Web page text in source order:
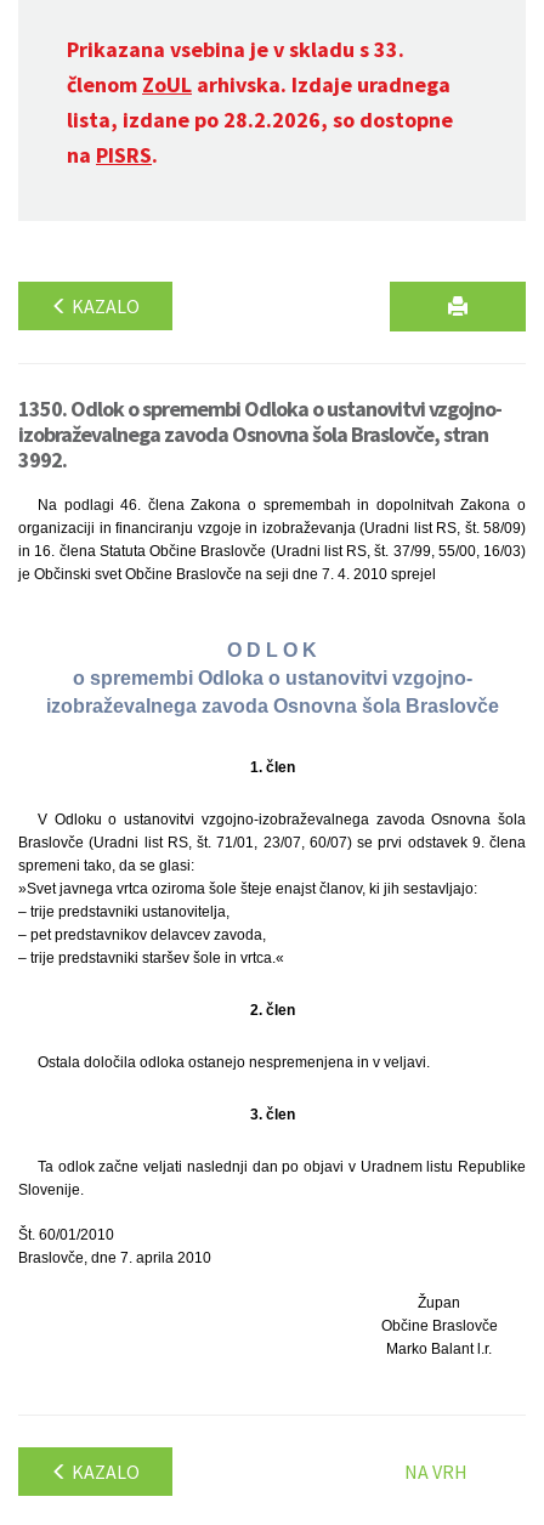
Prikazana vsebina je v skladu s 33.
členom ZoUL arhivska. Izdaje uradnega
lista, izdane po 28.2.2026, so dostopne
na PISRS.
KAZALO
1350. Odlok o spremembi Odloka o ustanovitvi vzgojno-
izobraževalnega zavoda Osnovna šola Braslovče, stran
3992.
Na podlagi 46. člena Zakona o spremembah in dopolnitvah Zakona o
organizaciji in financiranju vzgoje in izobraževanja (Uradni list RS, št. 58/09)
in 16. člena Statuta Občine Braslovče (Uradni list RS, št. 37/99, 55/00, 16/03)
je Občinski svet Občine Braslovče na seji dne 7. 4. 2010 sprejel
O D L O K
o spremembi Odloka o ustanovitvi vzgojno-
izobraževalnega zavoda Osnovna šola Braslovče
1. člen
V Odloku o ustanovitvi vzgojno-izobraževalnega zavoda Osnovna šola
Braslovče (Uradni list RS, št. 71/01, 23/07, 60/07) se prvi odstavek 9. člena
spremeni tako, da se glasi:
»Svet javnega vrtca oziroma šole šteje enajst članov, ki jih sestavljajo:
– trije predstavniki ustanovitelja,
– pet predstavnikov delavcev zavoda,
– trije predstavniki staršev šole in vrtca.«
2. člen
Ostala določila odloka ostanejo nespremenjena in v veljavi.
3. člen
Ta odlok začne veljati naslednji dan po objavi v Uradnem listu Republike
Slovenije.
Št. 60/01/2010
Braslovče, dne 7. aprila 2010
Župan
Občine Braslovče
Marko Balant l.r.
KAZALO NA VRH